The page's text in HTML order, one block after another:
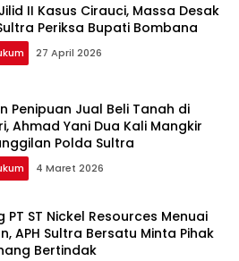
II Kasus Cirauci, Massa Desak
Periksa Bupati Bombana
27 April 2026
Penipuan Jual Beli Tanah di
Ahmad Yani Dua Kali Mangkir
Polda Sultra
4 Maret 2026
PT ST Nickel Resources Menuai
APH Sultra Bersatu Minta Pihak
Bertindak